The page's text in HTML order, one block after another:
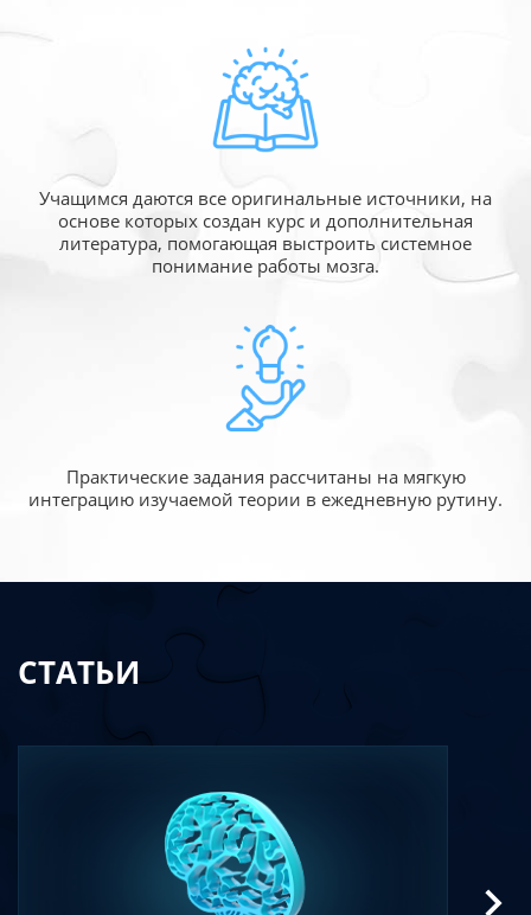
Учащимся даются все оригинальные источники, на
основе которых создан курс и дополнительная
литература, помогающая выстроить системное
понимание работы мозга.
Практические задания рассчитаны на мягкую
интеграцию изучаемой теории в ежедневную рутину.
СТАТЬИ